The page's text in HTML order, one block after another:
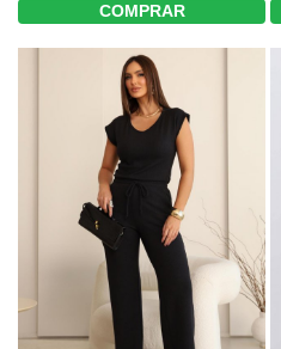
COMPRAR